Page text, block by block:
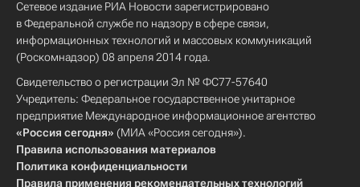
Сетевое издание РИА Новости зарегистрировано
в Федеральной службе по надзору в сфере связи,
информационных технологий и массовых коммуникаций
(Роскомнадзор) 08 апреля 2014 года.
Свидетельство о регистрации Эл № ФС77-57640
Учредитель: Федеральное государственное унитарное
предприятие Международное информационное агентство
«Россия сегодня» (МИА «Россия сегодня»).
Правила использования материалов
Политика конфиденциальности
Правила применения рекомендательных технологий